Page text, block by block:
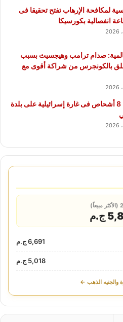
لمكافحة الإرهاب تفتح تحقيقا فى
انفصالية بكورسيكا
صدام ترامب وهيجسيث بسبب
بالكونجرس من شراكة أقوى مع
لبنان: إصابة 8 أشحاص فى غارة إسرائيلية على بلدة
ج.م
6,691 ج.م
5,018 ج.م
والجنيه الذهب ←